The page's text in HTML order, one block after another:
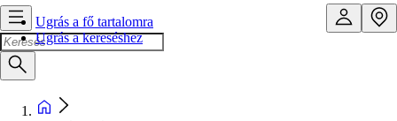
Ugrás a fő tartalomra
Ugrás a kereséshez